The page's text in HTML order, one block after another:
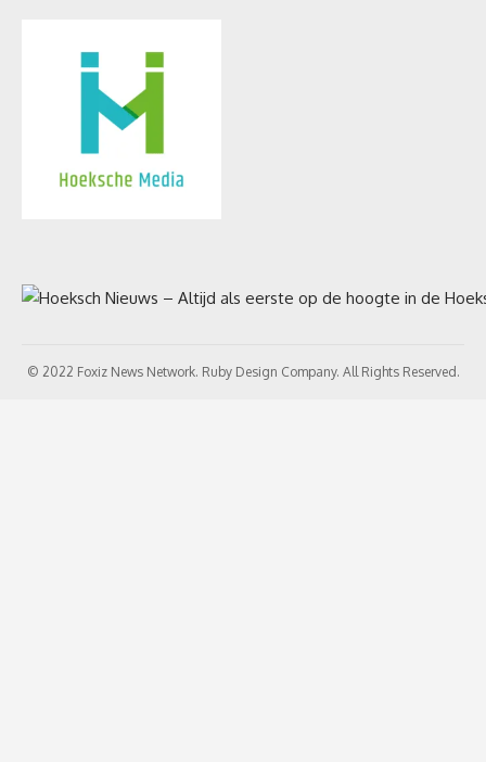
© 2022 Foxiz News Network. Ruby Design Company. All Rights Reserved.